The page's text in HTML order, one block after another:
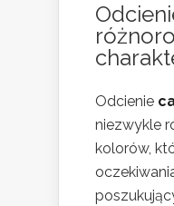
Odcienie
niezwykle
kolorów,